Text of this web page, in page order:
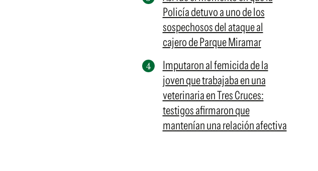
Policía detuvo a uno de los
sospechosos del ataque al
cajero de Parque Miramar
Imputaron al femicida de la
joven que trabajaba en una
veterinaria en Tres Cruces:
testigos afirmaron que
mantenían una relación afectiva